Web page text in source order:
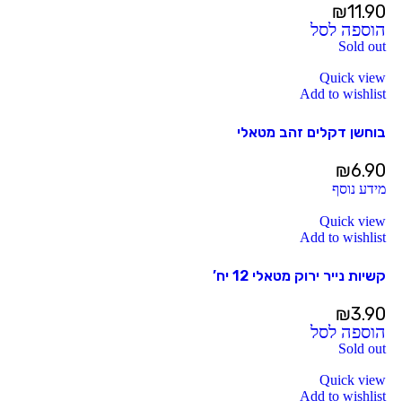
₪11.90
הוספה לסל
Sold out
Quick view
Add to wishlist
בוחשן דקלים זהב מטאלי
₪6.90
מידע נוסף
Quick view
Add to wishlist
קשיות נייר ירוק מטאלי 12 יח’
₪3.90
הוספה לסל
Sold out
Quick view
Add to wishlist